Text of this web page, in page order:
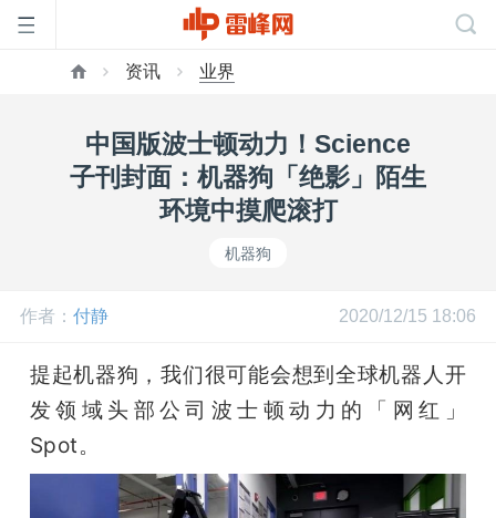
页
网
资讯 业界
中国版波士顿动力！Science
子刊封面：机器狗「绝影」陌生
环境中摸爬滚打
机器狗
作者： 付静 2020/12/15 18:06
提起机器狗，我们很可能会想到全球机器人开
发领域头部公司波士顿动力的「网红」
Spot。